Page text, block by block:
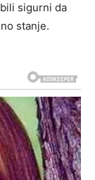
sigurni da
stanje.